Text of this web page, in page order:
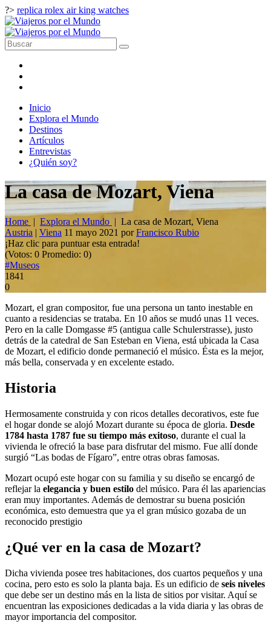
?> replica rolex air king watches
Inicio
Explora el Mundo
Destinos
Artículos
Entrevistas
¿Quién soy?
La casa de Mozart, Viena
Home | Explora el Mundo | La casa de Mozart, Viena
Austria | Viena 11 mayo 2021 porFrancisco Rubio
¡Haz clic para puntuar esta entrada!
(Votos: 0 Promedio: 0)
#Museos
1841
0
Mozart, el gran compositor, fue una persona un tanto inestable en
cuanto a residencias se trataba. En 10 años se mudó unas 11 veces.
Pero en la calle Domgasse #5 (antigua calle Schulerstrasse), justo
detrás de la catedral de San Esteban en Viena, está ubicada la Casa
de Mozart, el edificio donde permaneció el músico. Ésta es la mejor,
más bella, conservada y en excelente estado.
Historia
Hermosamente construida y con ricos detalles decorativos, este fue
el hogar donde se alojó Mozart durante su época de gloria. Desde
1784 hasta 1787 fue su tiempo más exitoso, durante el cual la
vivienda le ofreció la base para disfrutar del mismo. Fue allí donde
surgió “Las bodas de Fígaro”, entre otras obras famosas.
Mozart ocupó este hogar con su familia y su diseño se encargó de
reflejar la elegancia y buen estilo del músico. Para él las apariencias
eran muy importantes. Además de demostrar su buena posición
económica, esto demuestra que ya el gran músico gozaba de un
reconocido prestigio
¿Qué ver en la casa de Mozart?
Dicha vivienda posee tres habitaciones, dos cuartos pequeños y una
cocina, pero esto es solo la planta baja. Es un edificio de seis niveles
que debe ser un destino más en la lista de sitios por visitar. Aquí se
encuentran las exposiciones dedicadas a la vida diaria y las obras de
mayor importancia del compositor.